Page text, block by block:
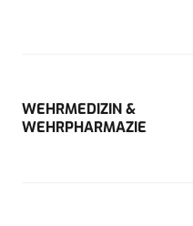
WEHRMEDIZIN &
WEHRPHARMAZIE